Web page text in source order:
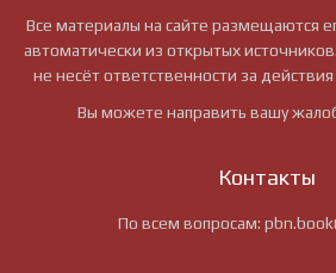
Все материалы на сайте размещаются
автоматически из открытых
не несёт ответственности за
Вы можете направить вашу
Контакты
По всем вопросам: